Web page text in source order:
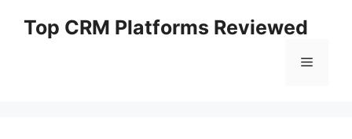
Top CRM Platforms Reviewed
Menu